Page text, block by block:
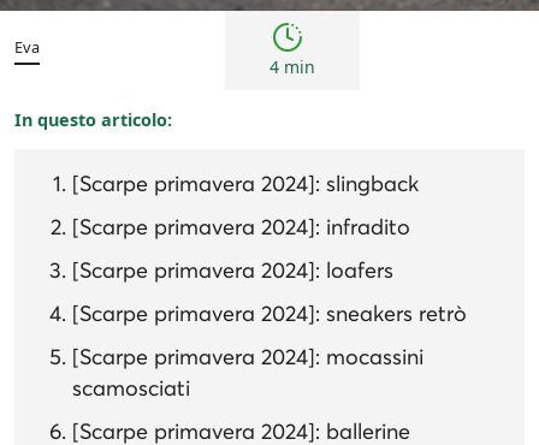
Eva
4 min
In questo articolo:
[Scarpe primavera 2024]: slingback
[Scarpe primavera 2024]: infradito
[Scarpe primavera 2024]: loafers
[Scarpe primavera 2024]: sneakers retrò
[Scarpe primavera 2024]: mocassini
scamosciati
[Scarpe primavera 2024]: ballerine